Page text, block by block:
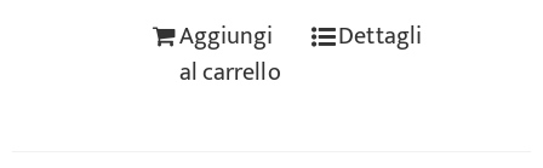
Aggiungi
al carrello
Dettagli